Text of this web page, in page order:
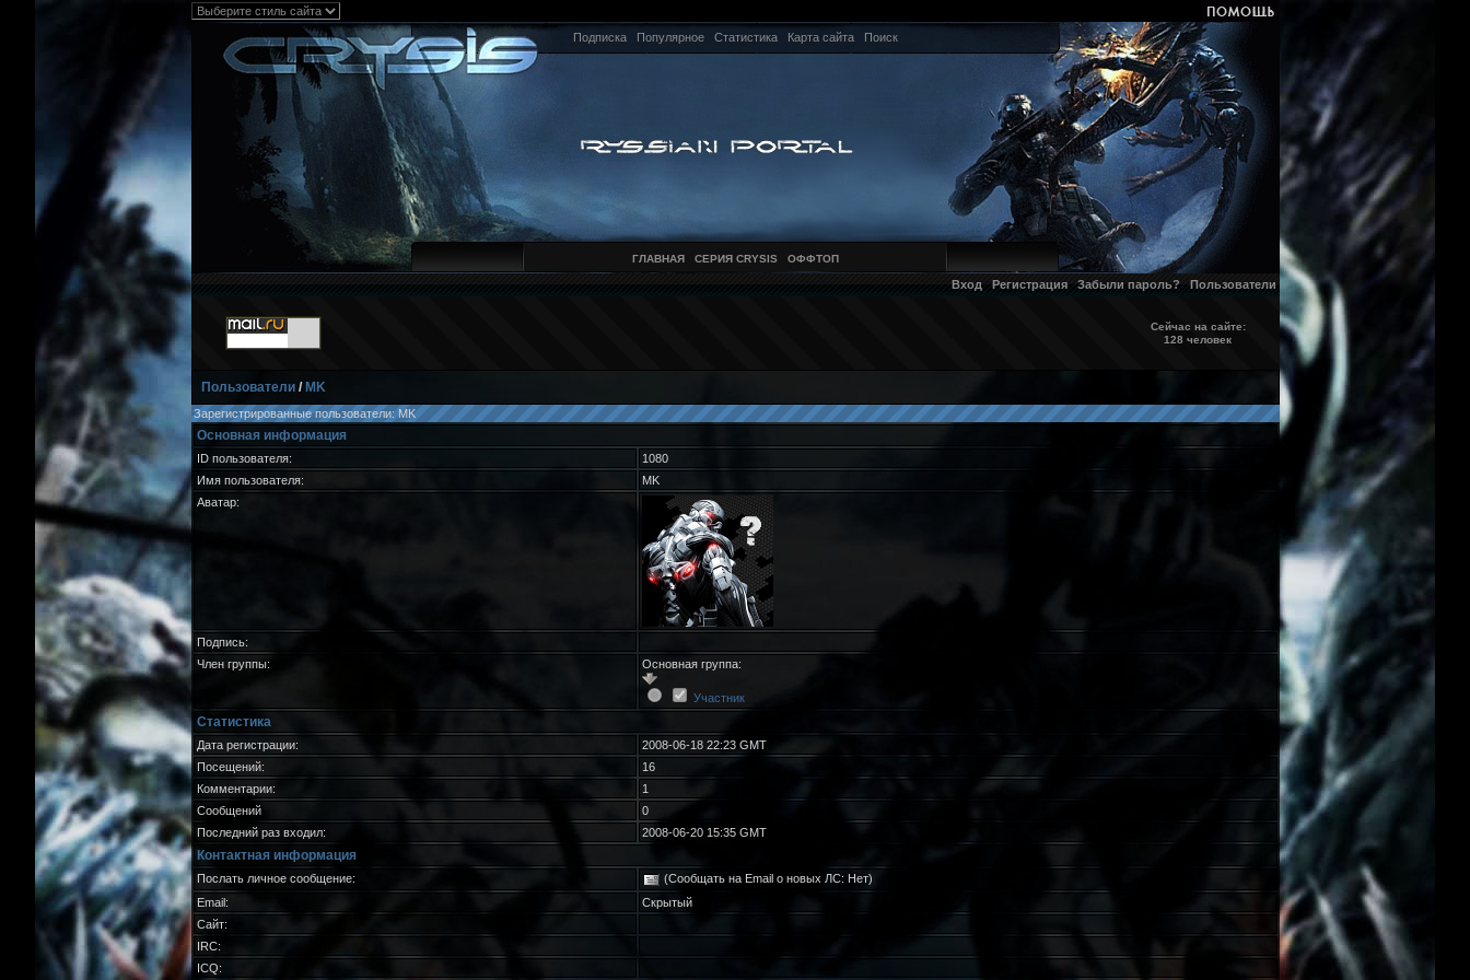
Подписка Популярное Статистика Карта сайта Поиск
ГЛАВНАЯ СЕРИЯ CRYSIS ОФФТОП
Вход Регистрация Забыли пароль? Пользователи
Сейчас на сайте:
128 человек
Пользователи/ MK
Зарегистрированные пользователи: MK
Основная информация
ID пользователя:
1080
Имя пользователя:
MK
Аватар:
Подпись:
Член группы:
Основная группа:
Участник
Статистика
Дата регистрации:
2008-06-18 22:23 GMT
Посещений:
16
Комментарии:
1
Сообщений
0
Последний раз входил:
2008-06-20 15:35 GMT
Контактная информация
Послать личное сообщение:
(Сообщать на Email о новых ЛС: Нет)
Email:
Скрытый
Сайт:
IRC:
ICQ: